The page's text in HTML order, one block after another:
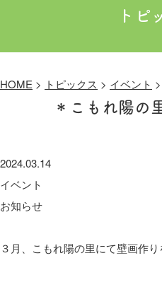
トピ
HOME > トピックス > イベント >
＊こもれ陽の
2024.03.14
イベント
お知らせ
３月、こもれ陽の里にて壁画作り